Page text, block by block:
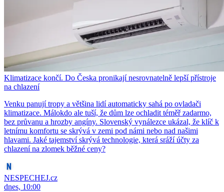
Klimatizace končí. Do Česka pronikají nesrovnatelně lepší přístroje
na chlazení
Venku panují tropy a většina lidí automaticky sahá po ovladači
klimatizace. Málokdo ale tuší, že dům lze ochladit téměř zadarmo,
bez průvanu a hrozby angíny. Slovenský vynálezce ukázal, že klíč k
letnímu komfortu se skrývá v zemi pod námi nebo nad našimi
hlavami. Jaké tajemství skrývá technologie, která sráží účty za
chlazení na zlomek běžné ceny?
NESPECHEJ.cz
dnes, 10:00